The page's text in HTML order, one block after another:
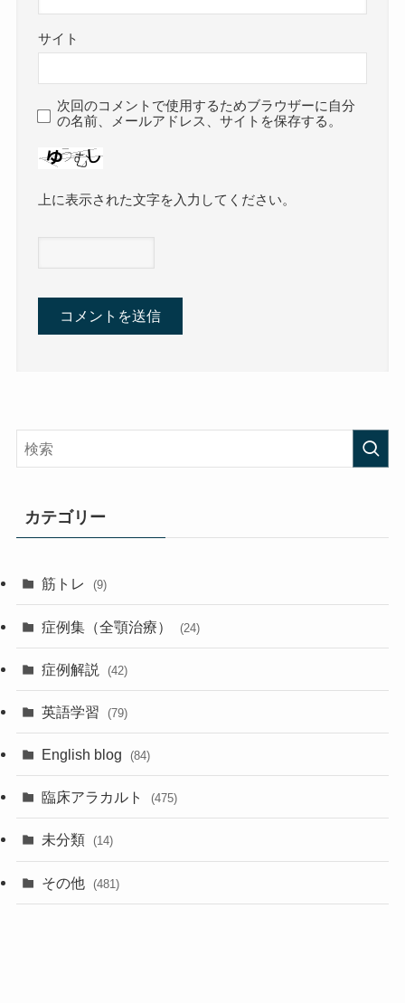
サイト
次回のコメントで使用するためブラウザーに自分
の名前、メールアドレス、サイトを保存する。
上に表示された文字を入力してください。
カテゴリー
筋トレ (9)
症例集（全顎治療） (24)
症例解説 (42)
英語学習 (79)
English blog (84)
臨床アラカルト (475)
未分類 (14)
その他 (481)